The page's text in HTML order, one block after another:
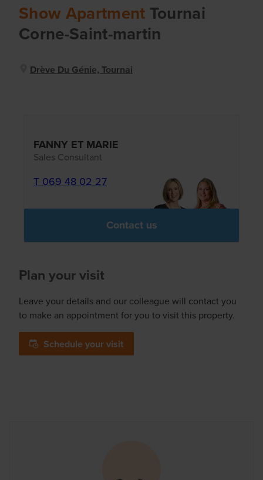
Show Apartment Tournai
Corne-Saint-martin
Drève Du Génie, Tournai
FANNY ET MARIE
Sales Consultant
T 069 48 02 27
Contact us
Plan your visit
Leave your details and our colleague will contact you
to make an appointment for you to visit this property.
Schedule your visit